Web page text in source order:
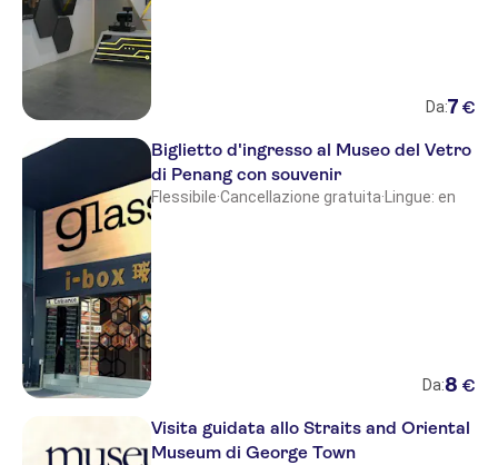
Da:7 €
Biglietto d'ingresso al Museo del Vetro
di Penang con souvenir
Flessibile·Cancellazione gratuita· Lingue: en
Da:8 €
Visita guidata allo Straits and Oriental
Museum di George Town